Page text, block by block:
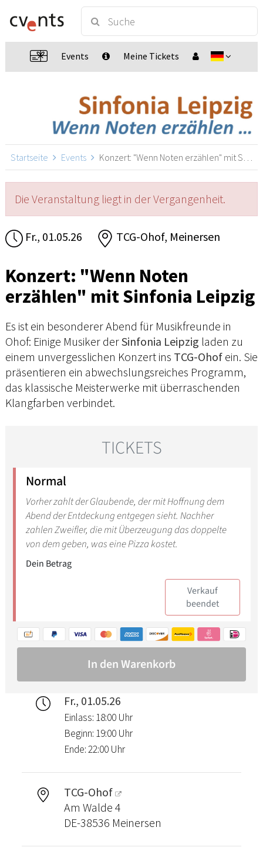
Events Meine Tickets
Startseite Events Konzert: "Wenn Noten erzählen" mit Sinfonia Leipzig, Meinersen
Die Veranstaltung liegt in der Vergangenheit.
Fr., 01.05.26 TCG-Ohof, Meinersen
Konzert: "Wenn Noten
erzählen" mit Sinfonia Leipzig
Es ist ein besonderer Abend für Musikfreunde in
Ohof: Einige Musiker derSinfonia Leipzig laden zu
einem unvergesslichen Konzert ins TCG-Ohof ein. Sie
präsentieren ein abwechslungsreiches Programm,
das klassische Meisterwerke mit überraschenden
Klangfarben verbindet.
Fr., 01.05.26
Einlass: 18:00 Uhr
Beginn: 19:00 Uhr
Ende: 22:00 Uhr
TCG-Ohof
Am Walde 4
DE-38536 Meinersen